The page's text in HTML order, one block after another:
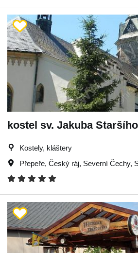
kostel sv. Jakuba Staršího
Kostely, kláštery
Přepeře, Český ráj, Severní Čechy,